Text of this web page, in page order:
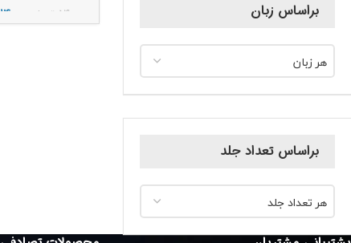
براساس زبان
هر زبان
براساس تعداد جلد
هر تعداد جلد
۵۴,۰۰۰ تومان ۱۴,۰۰۰